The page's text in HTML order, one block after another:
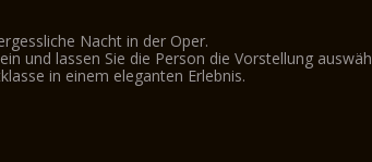
Nacht in der Oper.
und lassen Sie die Person die Vorstellung
in einem eleganten Erlebnis.